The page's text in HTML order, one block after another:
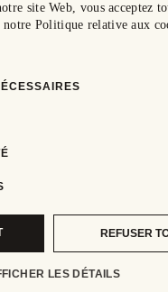
site Web, vous acceptez
notre Politique relative aux
REFUSER
LES DÉTAILS